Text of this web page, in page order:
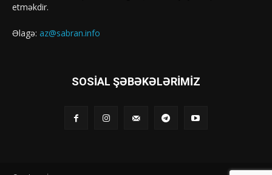
etməkdir.
Əlagə: az@sabran.info
SOSIAL ŞƏBƏKƏLƏRIMIZ